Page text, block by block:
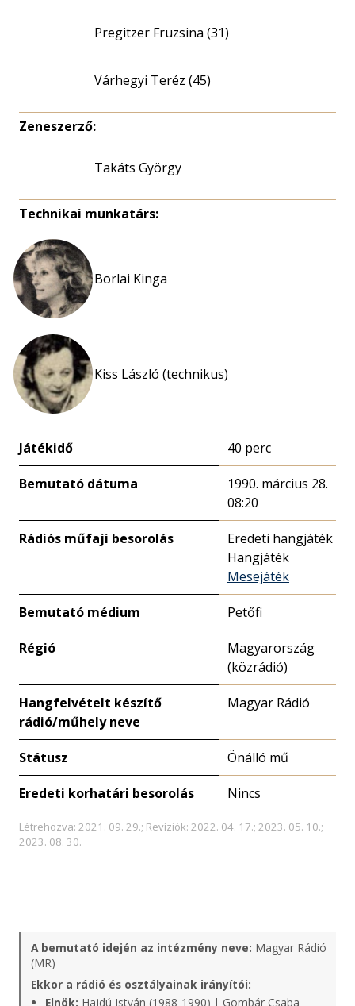
Pregitzer Fruzsina (31)
Várhegyi Teréz (45)
Zeneszerző:
Takáts György
Technikai munkatárs:
Borlai Kinga
Kiss László (technikus)
Játékidő 40 perc
Bemutató dátuma
1990. március 28.
08:20
Rádiós műfaji besorolás
Eredeti hangjáték
Hangjáték
Mesejáték
Bemutató médium Petőfi
Régió
Magyarország
(közrádió)
Hangfelvételt készítő
rádió/műhely neve
Magyar Rádió
Státusz Önálló mű
Eredeti korhatári besorolás Nincs
Létrehozva: 2021. 09. 29.; Revíziók: 2022. 04. 17.; 2023. 05. 10.;
2023. 08. 30.
A bemutató idején az intézmény neve: Magyar Rádió
(MR)
Ekkor a rádió és osztályainak irányítói:
Elnök: Hajdú István (1988-1990) | Gombár Csaba